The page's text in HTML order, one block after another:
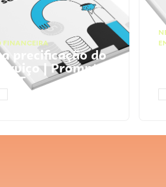
FINANCEIRA
a precificação do
| Prompts